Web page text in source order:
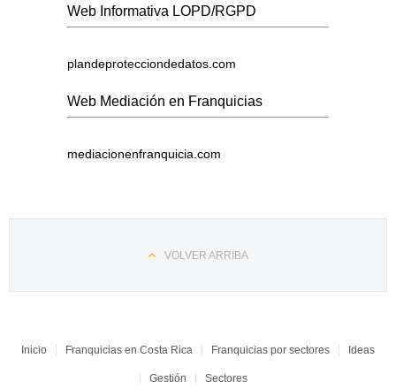
Web Informativa LOPD/RGPD
plandeprotecciondedatos.com
Web Mediación en Franquicias
mediacionenfranquicia.com
VOLVER ARRIBA
Inicio Franquicias en Costa Rica Franquicias por sectores Ideas
Gestión Sectores